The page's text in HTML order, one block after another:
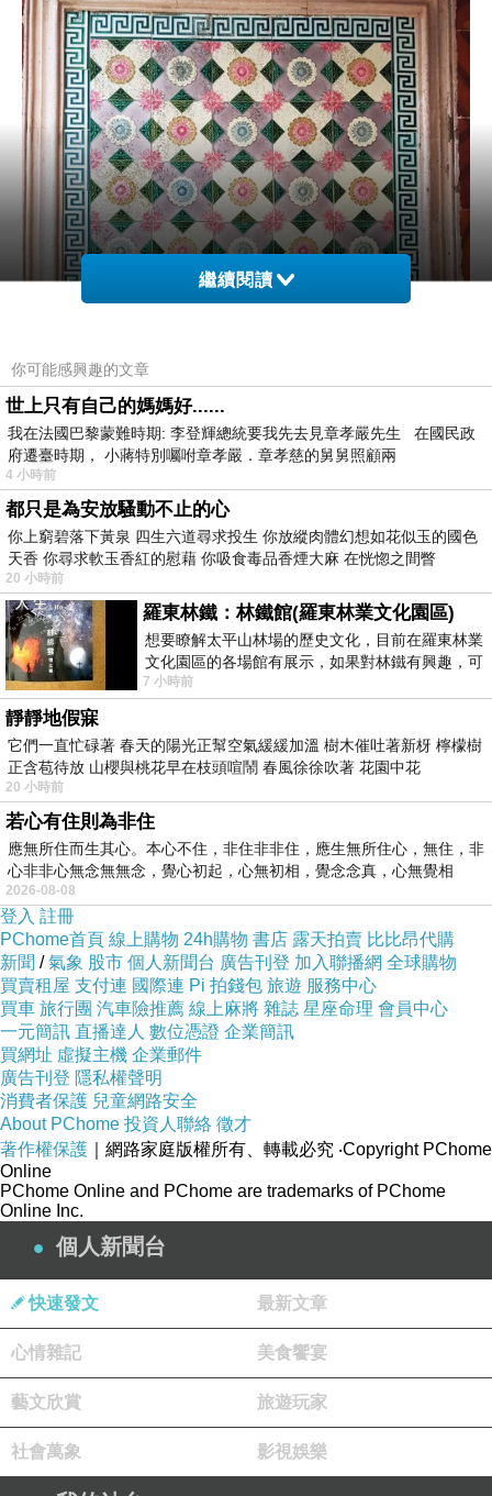
立體的花紋加上鮮豔的色彩~每面磚牆上都不一
樣
繼續閱讀
你可能感興趣的文章
世上只有自己的媽媽好......
我在法國巴黎蒙難時期: 李登輝總統要我先去見章孝嚴先生 在國民政
府遷臺時期， 小蔣特別囑咐章孝嚴．章孝慈的舅舅照顧兩
4 小時前
都只是為安放騷動不止的心
你上窮碧落下黃泉 四生六道尋求投生 你放縱肉體幻想如花似玉的國色
天香 你尋求軟玉香紅的慰藉 你吸食毒品香煙大麻 在恍惚之間瞥
20 小時前
羅東林鐵：林鐵館(羅東林業文化園區)
想要瞭解太平山林場的歷史文化，目前在羅東林業
文化園區的各場館有展示，如果對林鐵有興趣，可
以到林鐵館。 這裡展示從山下
7 小時前
靜靜地假寐
它們一直忙碌著 春天的陽光正幫空氣緩緩加溫 樹木催吐著新枒 檸檬樹
正含苞待放 山櫻與桃花早在枝頭喧鬧 春風徐徐吹著 花園中花
20 小時前
若心有住則為非住
應無所住而生其心。本心不住，非住非非住，應生無所住心，無住，非
心非非心無念無無念，覺心初起，心無初相，覺念念真，心無覺相
2026-08-08
登入 註冊
PChome首頁 線上購物 24h購物 書店 露天拍賣 比比昂代購
新聞 /氣象 股市 個人新聞台 廣告刊登 加入聯播網 全球購物
買賣租屋 支付連 國際連 Pi 拍錢包 旅遊 服務中心
買車 旅行團 汽車險推薦 線上麻將 雜誌 星座命理 會員中心
一元簡訊 直播達人 數位憑證 企業簡訊
買網址 虛擬主機 企業郵件
廣告刊登 隱私權聲明
消費者保護 兒童網路安全
About PChome 投資人聯絡 徵才
著作權保護 ｜網路家庭版權所有、轉載必究 ‧Copyright PChome
Online
PChome Online and PChome are trademarks of PChome
Online Inc.
個人新聞台
快速發文 最新文章
心情雜記 美食饗宴
藝文欣賞 旅遊玩家
社會萬象 影視娛樂